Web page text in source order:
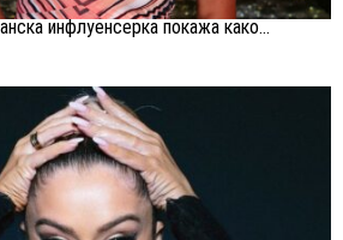
инфлуенсерка покажа како...